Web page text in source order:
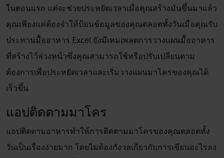
ในตอนแรก แต่จะช่วยประหยัดเวลาเมื่อคุณสร้างมันขึ้นมาแล้ว
คุณเพียงแค่ต้องจำให้ป้อนข้อมูลของคุณตลอดทั้งวันเมื่อคุณรับ
ประทานมื้ออาหาร Excel ยังมีเทมเพลตการวางแผนมื้ออาหาร
ที่สร้างไว้ล่วงหน้าซึ่งคุณสามารถใช้หรือปรับเปลี่ยนตาม
ต้องการเพื่อประหยัดเวลาและเริ่มวางแผนมาโครของคุณได้
เร็วขึ้น
แอปติดตามมาโคร
แอปติดตามอาหารทำให้การติดตามมาโครของคุณตลอดทั้ง
วันเป็นเรื่องง่ายมาก โดยไม่ต้องกังวลเกี่ยวกับการเขียนอะไรลง